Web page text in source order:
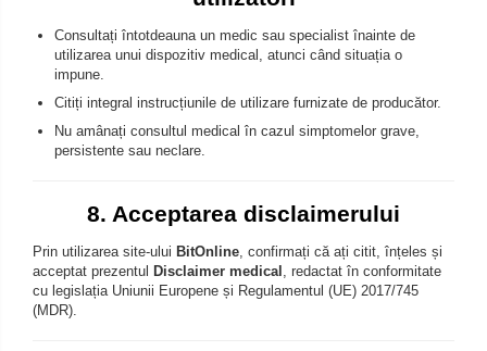
Consultați întotdeauna un medic sau specialist înainte de
utilizarea unui dispozitiv medical, atunci când situația o
impune.
Citiți integral instrucțiunile de utilizare furnizate de producător.
Nu amânați consultul medical în cazul simptomelor grave,
persistente sau neclare.
8. Acceptarea disclaimerului
Prin utilizarea site-ului BitOnline, confirmați că ați citit, înțeles și
acceptat prezentul Disclaimer medical , redactat în conformitate
cu legislația Uniunii Europene și Regulamentul (UE) 2017/745
(MDR).